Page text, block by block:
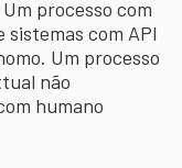
processo com
com API
Um processo
não
humano